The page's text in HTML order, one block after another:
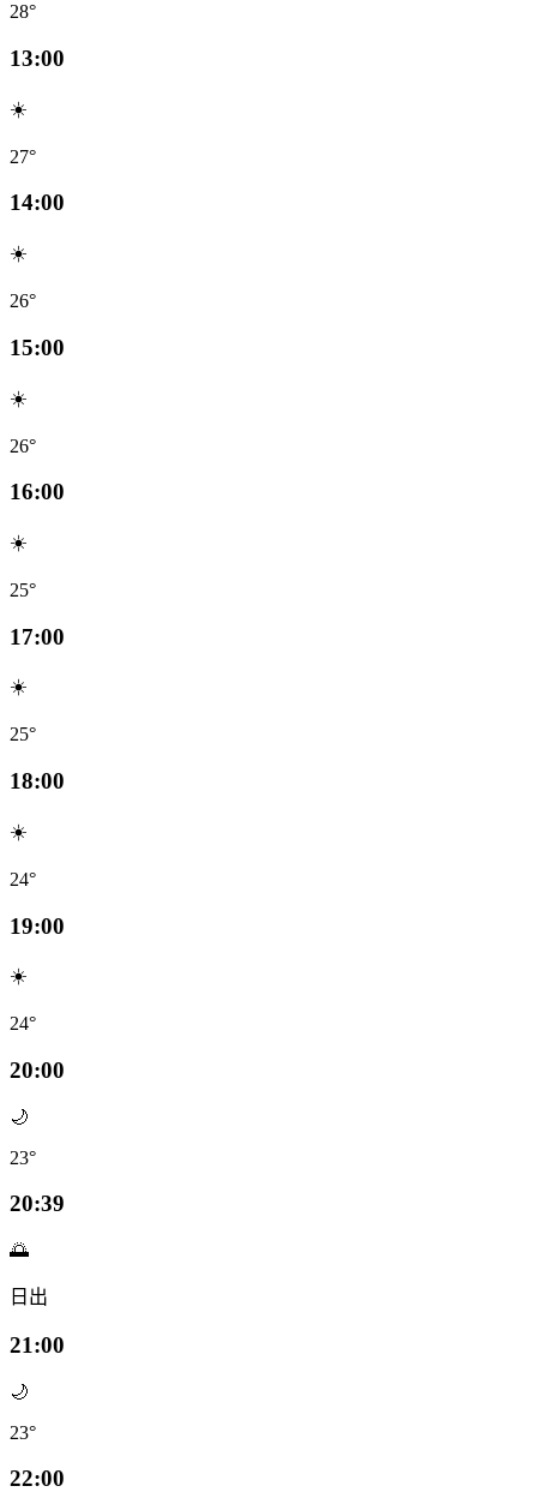
28°
13:00
☀️
27°
14:00
☀️
26°
15:00
☀️
26°
16:00
☀️
25°
17:00
☀️
25°
18:00
☀️
24°
19:00
☀️
24°
20:00
🌙
23°
20:39
🌅
日出
21:00
🌙
23°
22:00